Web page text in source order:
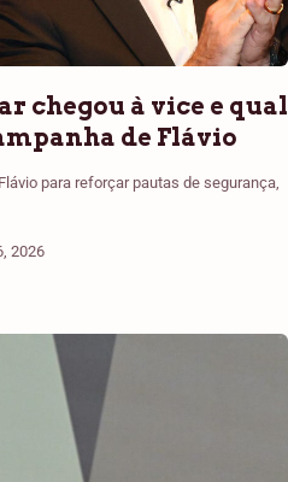
chegou à vice e qual
de Flávio
para reforçar pautas de segurança,
2026